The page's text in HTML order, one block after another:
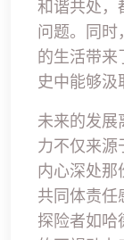
和谐共处，
问题。同时
的生活带来
史中能够汲
未来的发展
力不仅来源
内心深处那
共同体责任
探险者如哈